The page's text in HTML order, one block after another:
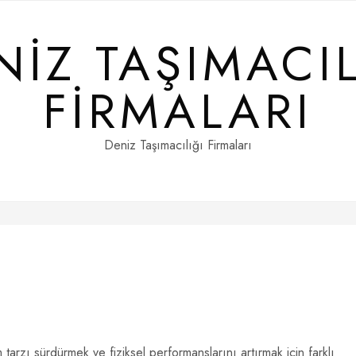
FIRMALARI
Deniz Taşımacılığı Firmaları